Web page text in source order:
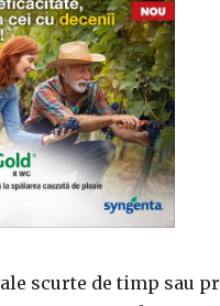
scurte de timp sau